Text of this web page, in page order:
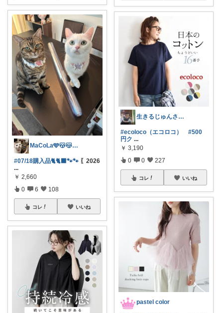
MaCoLa🩵😽😽🩷②🫶✨
#07/18購入品🐈🐈‍⬛🐾🐾 〖2026
...
￥ 2,660
0 6 108
コレ いいね
生きるじゅんさん、フォロワー様より買う
#ecoloco（エコロコ）
#500
円ク ...
￥ 3,190
0 0 227
コレ いいね
pastel color